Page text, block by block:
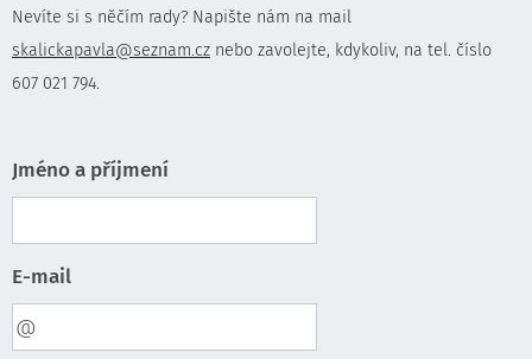
Nevíte si s něčím rady? Napište nám na mail
skalickapavla@seznam.cz nebo zavolejte, kdykoliv, na tel. číslo
607 021 794.
Jméno a příjmení
E-mail